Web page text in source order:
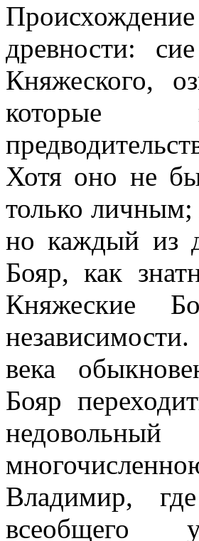
древности:
Княжеского,
которые
Хотя оно не
только личным;
но каждый из
Бояр, как
Княжеские
века
Бояр
Владимир,
всеобщего